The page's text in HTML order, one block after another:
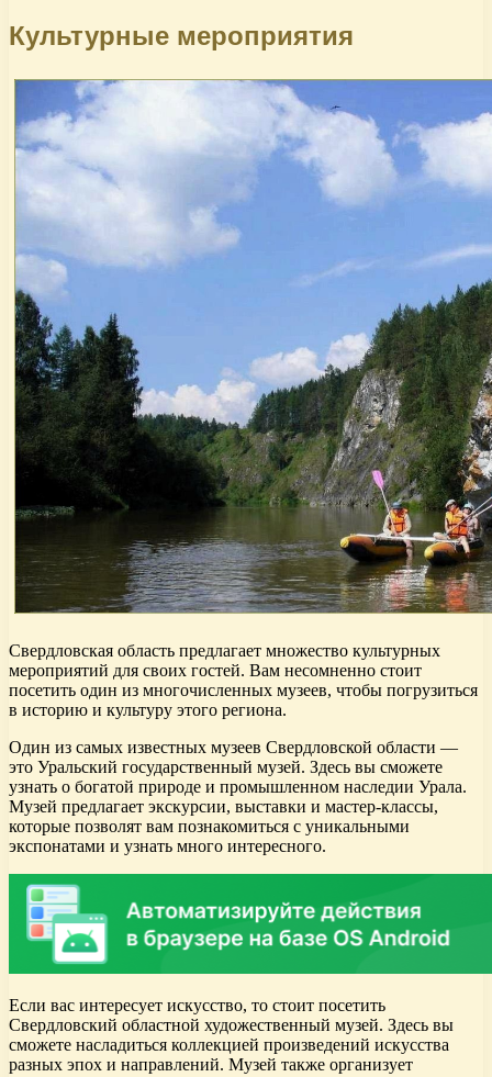
Культурные мероприятия
Свердловская область предлагает множество культурных
мероприятий для своих гостей. Вам несомненно стоит
посетить один из многочисленных музеев, чтобы погрузиться
в историю и культуру этого региона.
Один из самых известных музеев Свердловской области —
это Уральский государственный музей. Здесь вы сможете
узнать о богатой природе и промышленном наследии Урала.
Музей предлагает экскурсии, выставки и мастер-классы,
которые позволят вам познакомиться с уникальными
экспонатами и узнать много интересного.
Если вас интересует искусство, то стоит посетить
Свердловский областной художественный музей. Здесь вы
сможете насладиться коллекцией произведений искусства
разных эпох и направлений. Музей также организует